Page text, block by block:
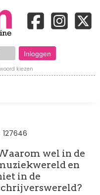
kiezen
127646
wel in de
en
in de